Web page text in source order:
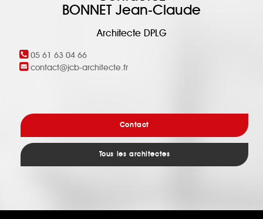
BONNET Jean-Claude
Architecte DPLG
05 61 63 04 66
contact@jcb-architecte.fr
Contact
Tous les architectes